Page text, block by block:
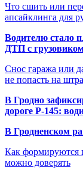
Что сшить или
апсайклинга для
Водителю стало
ДТП с
Снос гаража или
не попасть на
В Гродно
дороге Р-145:
В Гродненском
Как формируются
можно доверять